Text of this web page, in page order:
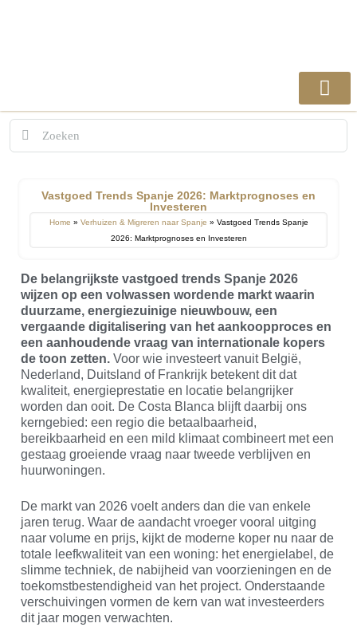
Vastgoed Trends Spanje 2026: Marktprognoses en
Investeren
Home » Verhuizen & Migreren naar Spanje » Vastgoed Trends Spanje
2026: Marktprognoses en Investeren
De belangrijkste vastgoed trends Spanje 2026
wijzen op een volwassen wordende markt waarin
duurzame, energiezuinige nieuwbouw, een
vergaande digitalisering van het aankoopproces en
een aanhoudende vraag van internationale kopers
de toon zetten. Voor wie investeert vanuit België,
Nederland, Duitsland of Frankrijk betekent dit dat
kwaliteit, energieprestatie en locatie belangrijker
worden dan ooit. De Costa Blanca blijft daarbij ons
kerngebied: een regio die betaalbaarheid,
bereikbaarheid en een mild klimaat combineert met een
gestaag groeiende vraag naar tweede verblijven en
huurwoningen.
De markt van 2026 voelt anders dan die van enkele
jaren terug. Waar de aandacht vroeger vooral uitging
naar volume en prijs, kijkt de moderne koper nu naar de
totale leefkwaliteit van een woning: het energielabel, de
slimme techniek, de nabijheid van voorzieningen en de
toekomstbestendigheid van het project. Onderstaande
verschuivingen vormen de kern van wat investeerders
dit jaar mogen verwachten.